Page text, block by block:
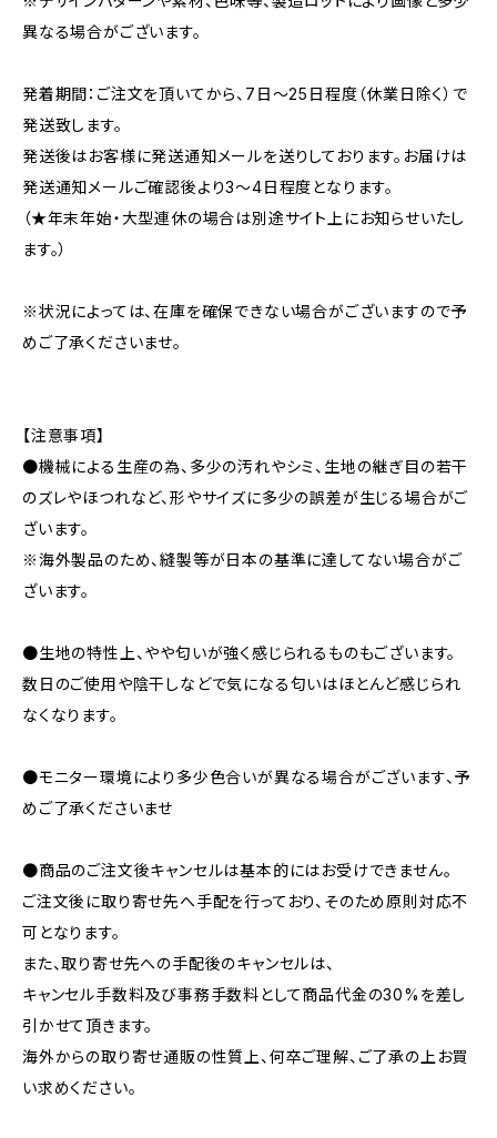
異なる場合がございます。
発着期間：ご注文を頂いてから、7日〜25日程度（休業日除く）で
発送致します。
発送後はお客様に発送通知メールを送りしております。お届けは
発送通知メールご確認後より3〜4日程度となります。
（★年末年始・大型連休の場合は別途サイト上にお知らせいたし
ます。）
※状況によっては、在庫を確保できない場合がございますので予
めご了承くださいませ。
【注意事項】
●機械による生産の為、多少の汚れやシミ、生地の継ぎ目の若干
のズレやほつれなど、形やサイズに多少の誤差が生じる場合がご
ざいます。
※海外製品のため、縫製等が日本の基準に達してない場合がご
ざいます。
●生地の特性上、やや匂いが強く感じられるものもございます。
数日のご使用や陰干しなどで気になる匂いはほとんど感じられ
なくなります。
●モニター環境により多少色合いが異なる場合がございます、予
めご了承くださいませ
●商品のご注文後キャンセルは基本的にはお受けできません。
ご注文後に取り寄せ先へ手配を行っており、そのため原則対応不
可となります。
また、取り寄せ先への手配後のキャンセルは、
キャンセル手数料及び事務手数料として商品代金の30%を差し
引かせて頂きます。
海外からの取り寄せ通販の性質上、何卒ご理解、ご了承の上お買
い求めください。